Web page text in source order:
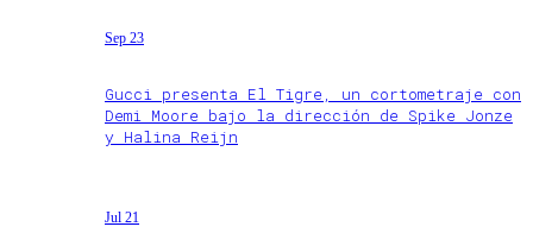
Sep 23
Gucci presenta El Tigre, un cortometraje con
Demi Moore bajo la dirección de Spike Jonze
y Halina Reijn
Jul 21